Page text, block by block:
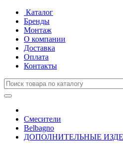
Каталог
Бренды
Монтаж
О компании
Доставка
Оплата
Контакты
Смесители
Belbagno
ДОПОЛНИТЕЛЬНЫЕ